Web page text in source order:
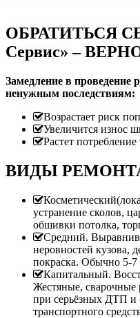
ОБРАТИТЬСЯ
Сервис» –
Замедление в проведение
ненужным последствиям:
Возрастает риск
Увеличится износ
Растет потребление
ВИДЫ
устранение сколов,
обшивки потолка,
Средний.
неровностей кузова,
покраска. Обычно 5-7
Капитальный.
Жестяные,
при серьёзных ДТП и
транспортного